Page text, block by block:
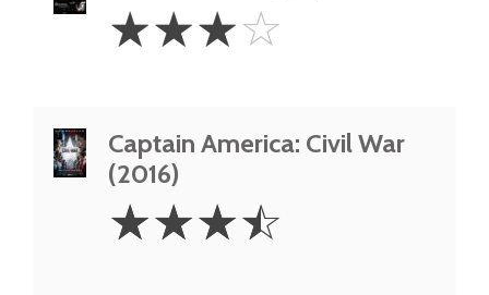
Stars
☆☆☆☆
Captain America: Civil War
(2016)
3.5
Stars
☆☆☆☆